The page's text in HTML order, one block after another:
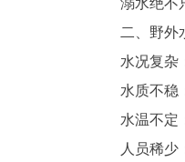
溺水绝不只
二、野外
水况复杂：
水质不稳：
水温不定：
人员稀少：